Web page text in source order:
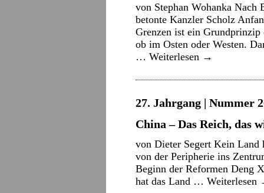
von Stephan Wohanka Nach
betonte Kanzler Scholz
Grenzen ist ein
ob im Osten oder Westen.
… Weiterlesen →
27. Jahrgang | Nummer
China – Das Reich, das
von Dieter Segert Kein Land
von der Peripherie ins
Beginn der Reformen Deng
hat das Land … Weiterlesen